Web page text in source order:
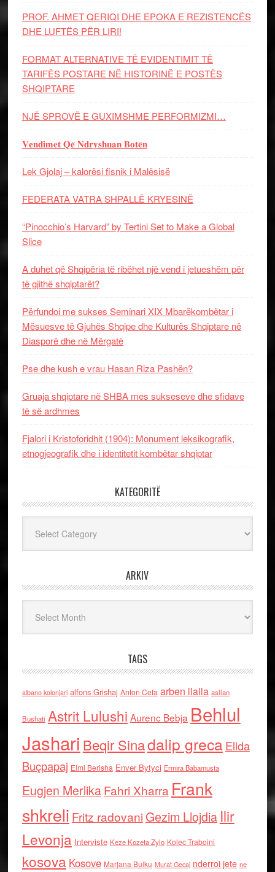
PROF. AHMET QERIQI DHE EPOKA E REZISTENCЁS
DHE LUFTЁS PЁR LIRI!
FORMAT ALTERNATIVE TË EVIDENTIMIT TË
TARIFËS POSTARE NË HISTORINË E POSTËS
SHQIPTARE
NJË SPROVË E GUXIMSHME PERFORMIZMI…
𝐕𝐞𝐧𝐝𝐢𝐦𝐞𝐭 𝐐𝐞̈ 𝐍𝐝𝐫𝐲𝐬𝐡𝐮𝐚𝐧 𝐁𝐨𝐭𝐞̈𝐧
Lek Gjolaj – kalorësi fisnik i Malësisë
FEDERATA VATRA SHPALLË KRYESINË
“Pinocchio’s Harvard” by Tertini Set to Make a Global
Slice
A duhet që Shqipëria të ribëhet një vend i jetueshëm për
të gjithë shqiptarët?
Përfundoi me sukses Seminari XIX Mbarëkombëtar i
Mësuesve të Gjuhës Shqipe dhe Kulturës Shqiptare në
Diasporë dhe në Mërgatë
Pse dhe kush e vrau Hasan Riza Pashën?
Gruaja shqiptare në SHBA mes sukseseve dhe sfidave
të së ardhmes
Fjalori i Kristoforidhit (1904): Monument leksikografik,
etnogjeografik dhe i identitetit kombëtar shqiptar
KATEGORITË
ARKIV
TAGS
albano kolonjari alfons Grishaj Anton Cefa arben llalla asllan
Bushati Astrit Lulushi Aurenc Bebja Behlul
Jashari Beqir Sinadalip grecaElida
Buçpapaj Elmi Berisha Enver Bytyci Ermira Babamusta
Eugjen MerlikaFahri Xharra Frank
shkreli Fritz radovaniGezim Llojdia Ilir
Levonja Interviste Keze Kozeta Zylo Kolec Traboini
kosova Kosove Marjana Bulku Murat Gecaj nderroi jete ne